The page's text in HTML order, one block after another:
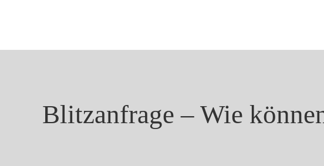
Blitzanfrage – Wie